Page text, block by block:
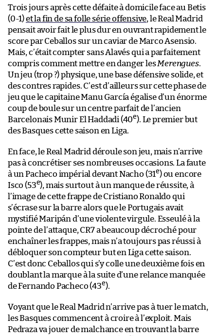
Trois jours après cette défaite à domicile face au Betis
(0-1)et la fin de sa folle série offensive, le Real Madrid
pensait avoir fait le plus dur en ouvrant rapidement le
score par Ceballos sur un caviar de Marco Asensio.
Mais, c’était compter sans Alavés qui a parfaitement
compris comment mettre en danger lesMerengues.
Un jeu (trop ?) physique, une base défensive solide, et
des contres rapides. C’est d’ailleurs sur cette phase de
jeu que le capitaine Manu García égalise d’un énorme
coup de boule sur un centre parfait de l’ancien
Barcelonais Munir El Haddadi (40e). Le premier but
des Basques cette saison en Liga.
En face, le Real Madrid déroule son jeu, mais n’arrive
pas à concrétiser ses nombreuses occasions. La faute
à un Pacheco impérial devant Nacho (31e) ou encore
Isco (53e), mais surtout à un manque de réussite, à
l’image de cette frappe de Cristiano Ronaldo qui
s’écrase sur la barre alors que le Portugais avait
mystifié Maripán d’une violente virgule. Esseulé à la
pointe de l’attaque, CR7 a beaucoup décroché pour
enchaîner les frappes, mais n’a toujours pas réussi à
débloquer son compteur but en Liga cette saison.
C’est donc Ceballos qui s’y colle une deuxième fois en
doublant la marque à la suite d’une relance manquée
de Fernando Pacheco (43e).
Voyant que le Real Madrid n’arrive pas à tuer le match,
les Basques commencent à croire à l’exploit. Mais
Pedraza va jouer de malchance en trouvant la barre